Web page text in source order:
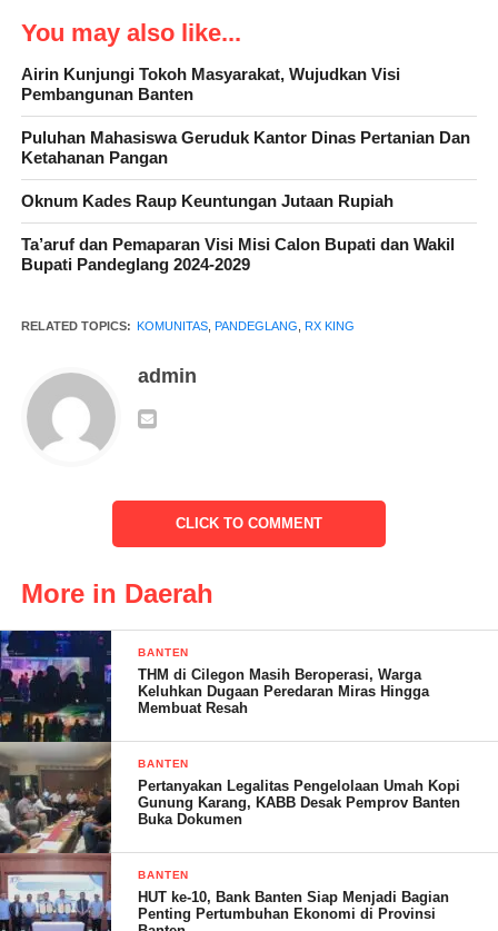
“Nanti setelah dinyatakan lulus mengikuti kegiatan, mereka akan
mendapatkan nomor regis dan juga sertifikat, dan dinyatakan sah
Menurut dia, kegiatan tersebut untuk menanamkan solidaritas
“Kita berikan pemahaman bagaimana bergaul dalam komunitas,
dan juga berkendara yang baik bahkan kita berikan pengetahuan
umum terkait wawasan kebangsaan,” tuturnya.
Kata dia, anggota yang mengikuti kegiatan tersebut sebanyak 65
orang dari perwakilan 11 Klub komunitas yang ada di
Kabuapten Pandeglang.
You may also like...
Airin Kunjungi Tokoh Masyarakat, Wujudkan Visi
Pembangunan Banten
Puluhan Mahasiswa Geruduk Kantor Dinas Pertanian Dan
Ketahanan Pangan
Oknum Kades Raup Keuntungan Jutaan Rupiah
Ta’aruf dan Pemaparan Visi Misi Calon Bupati dan Wakil
Bupati Pandeglang 2024-2029
RELATED TOPICS: KOMUNITAS, PANDEGLANG RX KING
admin
CLICK TO COMMENT
More in Daerah
BANTEN
THM di Cilegon Masih Beroperasi, Warga
Keluhkan Dugaan Peredaran Miras Hingga
Membuat Resah
BANTEN
Pertanyakan Legalitas Pengelolaan Umah Kopi
Gunung Karang, KABB Desak Pemprov Banten
Buka Dokumen
BANTEN
HUT ke-10, Bank Banten Siap Menjadi Bagian
Penting Pertumbuhan Ekonomi di Provinsi